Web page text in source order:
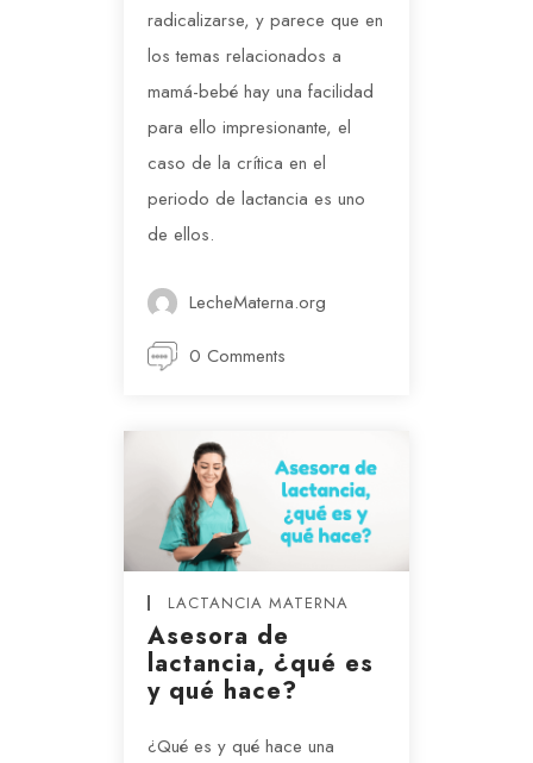
radicalizarse, y parece que en
los temas relacionados a
mamá-bebé hay una facilidad
para ello impresionante, el
caso de la crítica en el
periodo de lactancia es uno
de ellos.
LecheMaterna.org
0 Comments
LACTANCIA MATERNA
Asesora de
lactancia, ¿qué es
y qué hace?
¿Qué es y qué hace una